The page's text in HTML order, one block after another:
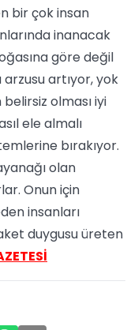
bir çok insan
inanacak
göre değil
artıyor, yok
olması iyi
ele almalı
bırakıyor.
olan
Onun için
insanları
duygusu üreten